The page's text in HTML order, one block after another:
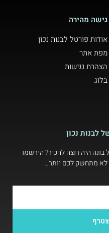
גישה מהירה
אודות פורטל לבנות נכון
מפת אתר
הצהרת נגישות
בלוג
לבנות נכון
בונה היה רוצה להכיר? הירשמו
לא מתחשק לכם יותר…